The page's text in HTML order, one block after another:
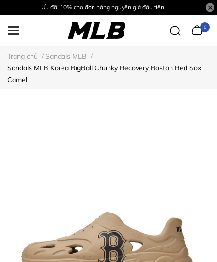
Ưu đãi 10% cho đơn hàng nguyên giá đầu tiên
0
Trang chủ / Sandals MLB /
Sandals MLB Korea BigBall Chunky Recovery Boston Red Sox
Camel